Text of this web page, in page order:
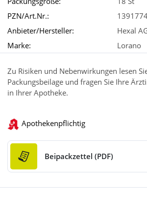
PZN/Art.Nr.:
Anbieter/Hersteller:
Hexal
Marke:
Lorano
Zu Risiken und Nebenwirkungen lesen
Packungsbeilage und fragen Sie Ihre
in Ihrer Apotheke.
Apothekenpflichtig
Beipackzettel (PDF)